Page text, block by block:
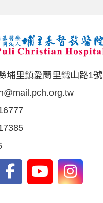
埔里鎮愛蘭里鐵山路1號